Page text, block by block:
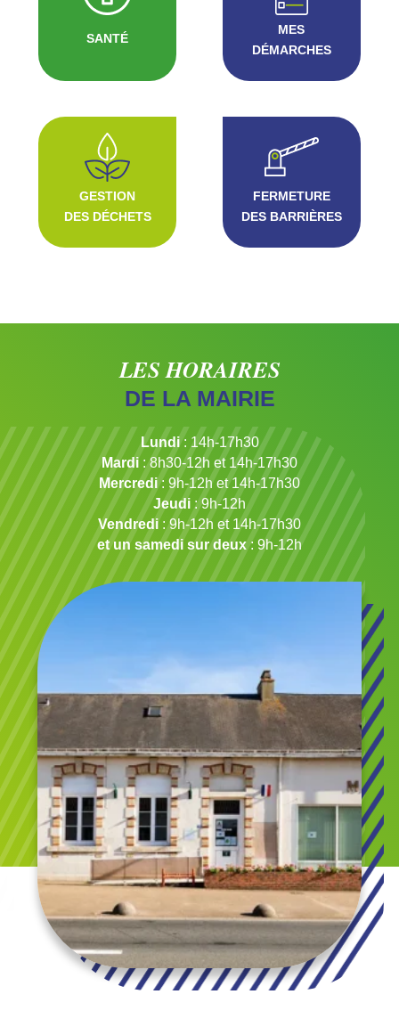
SANTÉ
MES
DÉMARCHES
GESTION
DES DÉCHETS
FERMETURE
DES BARRIÈRES
LES HORAIRES
DE LA MAIRIE
Lundi: 14h-17h30
Mardi: 8h30-12h et 14h-17h30
Mercredi: 9h-12h et 14h-17h30
Jeudi : 9h-12h
Vendredi: 9h-12h et 14h-17h30
et un samedi sur deux: 9h-12h